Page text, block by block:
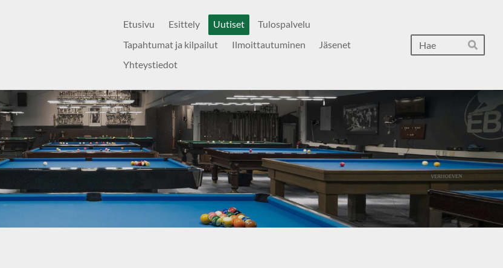
Etusivu Esittely Uutiset
Tulospalvelu
Tapahtumat ja kilpailut
Ilmoittautuminen
Jäsenet
Yhteystiedot
Hae